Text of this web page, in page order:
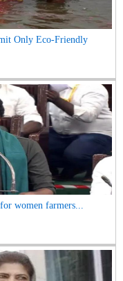
Only Eco-Friendly
women farmers...